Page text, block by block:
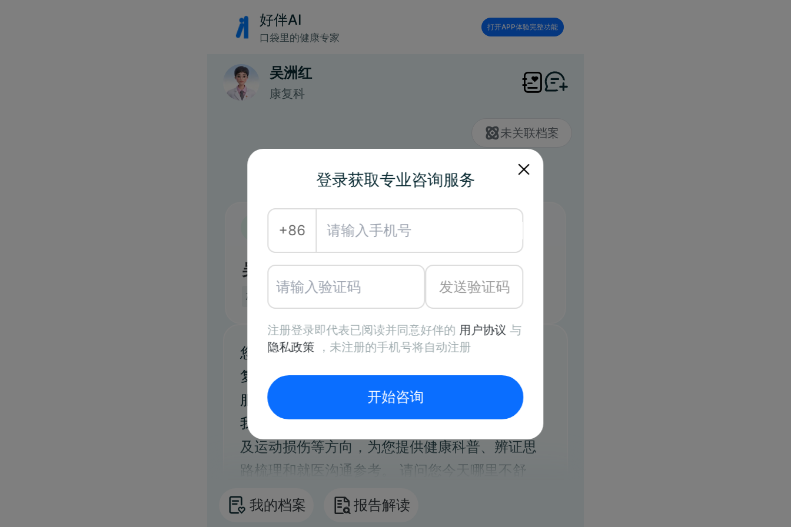
好伴AI
口袋里的健康专家
打开APP体验完整功能
吴洲红
康复科 
未关联档案
已实人认证
吴洲红
杭州市临平区第一人民医院
您好，这里是基于杭州市临平区第一人民医院康
复科吴洲红主任相关公开资料、学术内容及“用心
服务、关爱病人”的行医理念构建的 AI 健康助手。
我擅长围绕中医针灸临床、疼痛康复、神经康复
及运动损伤等方向，为您提供健康科普、辨证思
路梳理和就医沟通参考。 请问您今天哪里不舒
服？或者有什么康复方面的问题想要咨询？
我的档案  报告解读
登录获取专业咨询服务
+86
发送验证码
注册登录即代表已阅读并同意好伴的 用户协议 与
隐私政策 ，未注册的手机号将自动注册
开始咨询